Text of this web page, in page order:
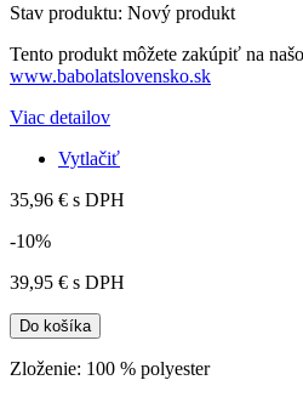
Stav produktu: Nový produkt
Tento produkt môžete zakúpiť na
www.babolatslovensko.sk
Viac detailov
Vytlačiť
35,96 € s DPH
-10%
39,95 € s DPH
Do košíka
Zloženie: 100 % polyester